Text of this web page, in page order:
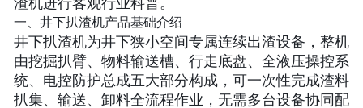
一、井下扒渣机产品基础介绍
井下扒渣机为井下狭小空间专属连续出渣设备，整机
由挖掘扒臂、物料输送槽、行走底盘、全液压操控系
统、电控防护总成五大部分构成，可一次性完成渣料
扒集、输送、卸料全流程作业，无需多台设备协同配